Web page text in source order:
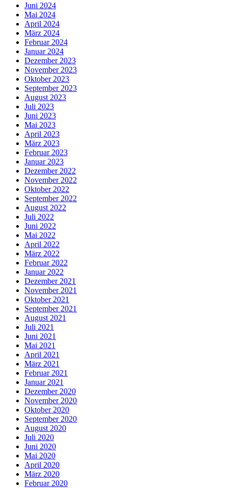
Juni 2024
Mai 2024
April 2024
März 2024
Februar 2024
Januar 2024
Dezember 2023
November 2023
Oktober 2023
September 2023
August 2023
Juli 2023
Juni 2023
Mai 2023
April 2023
März 2023
Februar 2023
Januar 2023
Dezember 2022
November 2022
Oktober 2022
September 2022
August 2022
Juli 2022
Juni 2022
Mai 2022
April 2022
März 2022
Februar 2022
Januar 2022
Dezember 2021
November 2021
Oktober 2021
September 2021
August 2021
Juli 2021
Juni 2021
Mai 2021
April 2021
März 2021
Februar 2021
Januar 2021
Dezember 2020
November 2020
Oktober 2020
September 2020
August 2020
Juli 2020
Juni 2020
Mai 2020
April 2020
März 2020
Februar 2020